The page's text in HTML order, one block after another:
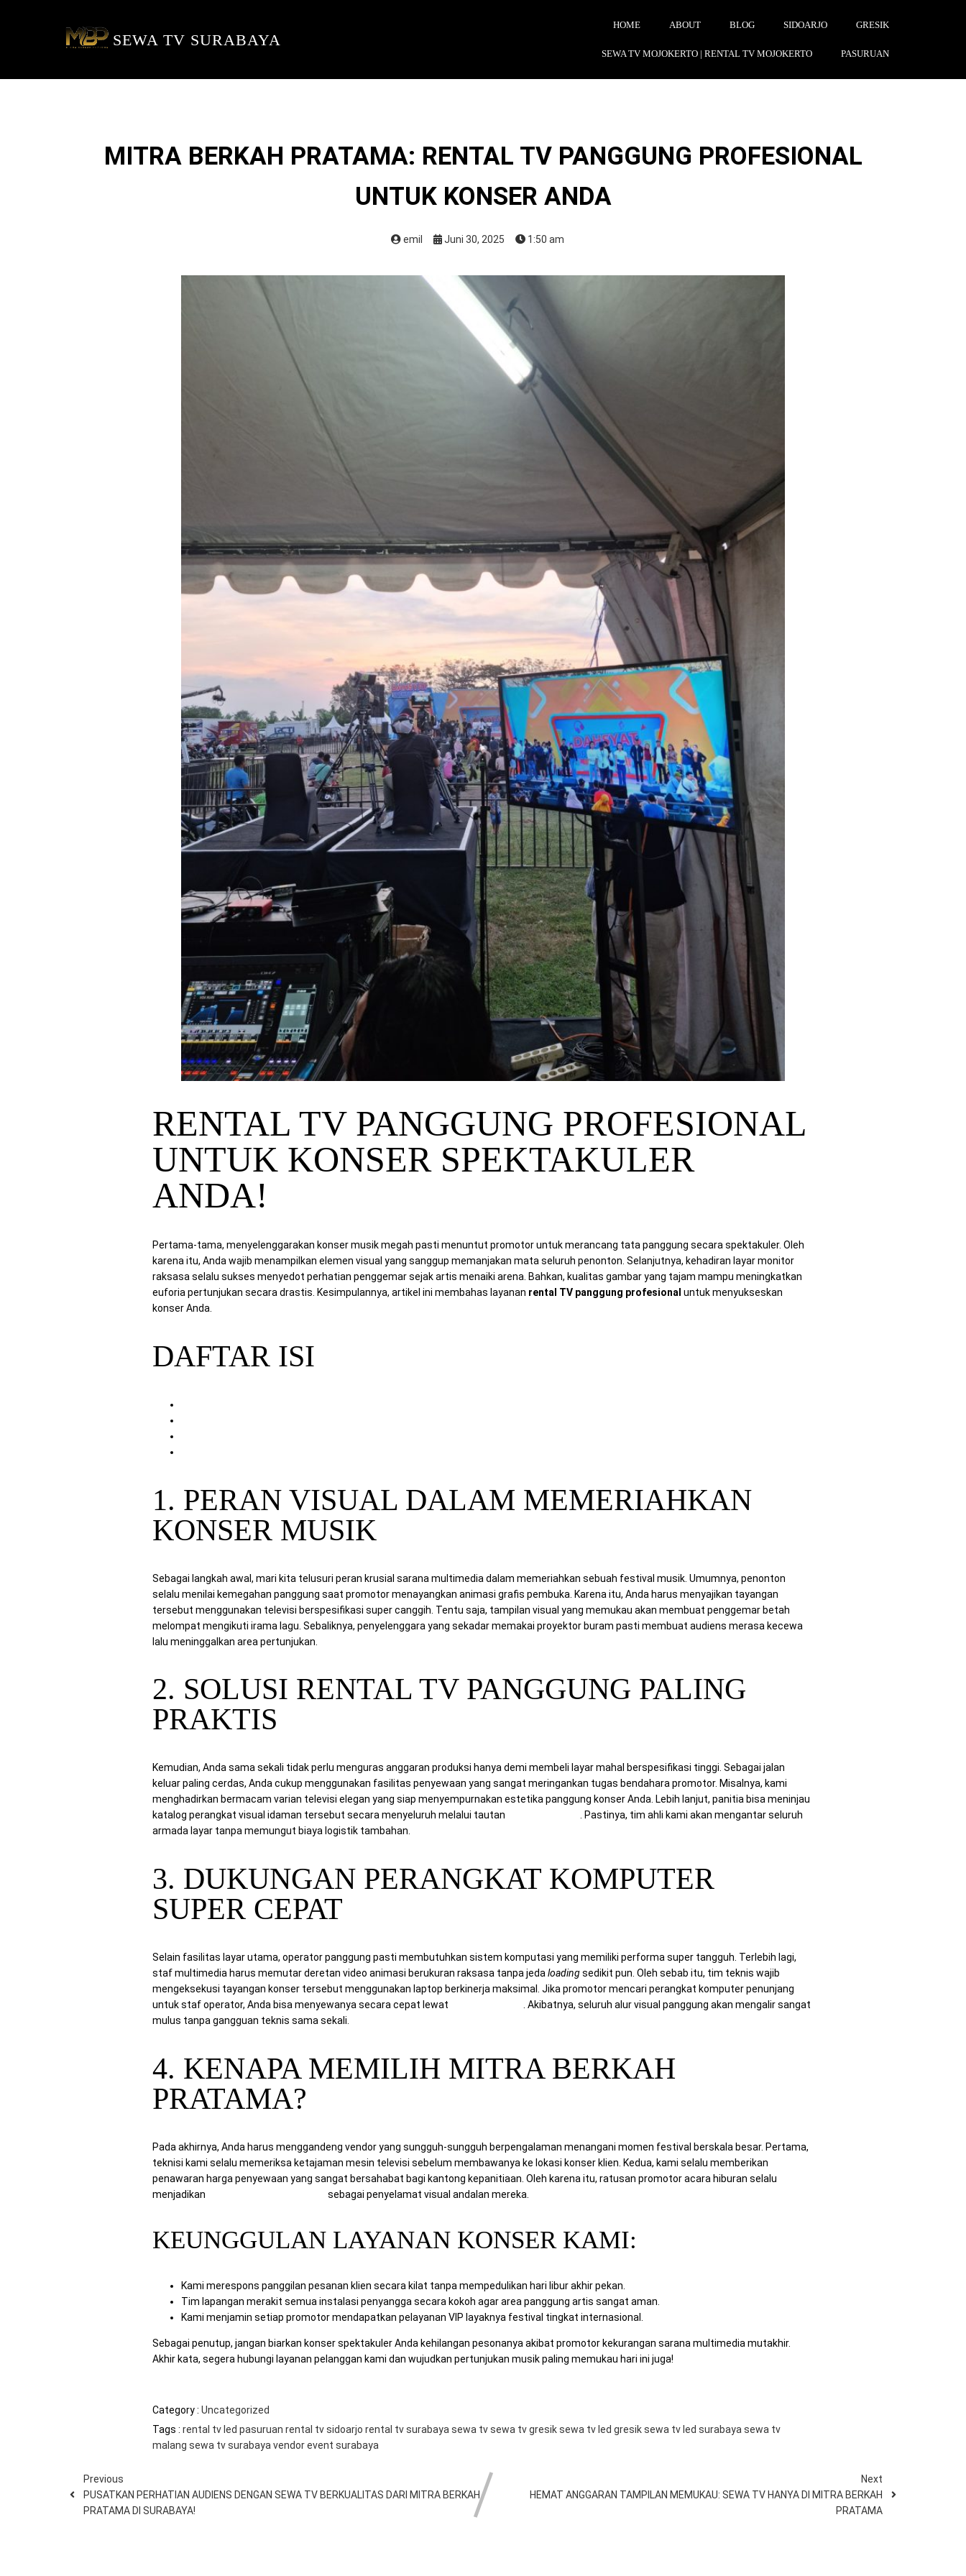
SEWA TV SURABAYA
HOME ABOUT BLOG SIDOARJO GRESIK
SEWA TV MOJOKERTO | RENTAL TV MOJOKERTO PASURUAN
MITRA BERKAH PRATAMA: RENTAL TV PANGGUNG PROFESIONAL
UNTUK KONSER ANDA
emil Juni 30, 2025 1:50 am
RENTAL TV PANGGUNG PROFESIONAL
UNTUK KONSER SPEKTAKULER
ANDA!
Pertama-tama, menyelenggarakan konser musik megah pasti menuntut promotor untuk merancang tata panggung secara spektakuler. Oleh
karena itu, Anda wajib menampilkan elemen visual yang sanggup memanjakan mata seluruh penonton. Selanjutnya, kehadiran layar monitor
raksasa selalu sukses menyedot perhatian penggemar sejak artis menaiki arena. Bahkan, kualitas gambar yang tajam mampu meningkatkan
euforia pertunjukan secara drastis. Kesimpulannya, artikel ini membahas layanan rental TV panggung profesional untuk menyukseskan
konser Anda.
DAFTAR ISI
1. PERAN VISUAL DALAM MEMERIAHKAN
KONSER MUSIK
Sebagai langkah awal, mari kita telusuri peran krusial sarana multimedia dalam memeriahkan sebuah festival musik. Umumnya, penonton
selalu menilai kemegahan panggung saat promotor menayangkan animasi grafis pembuka. Karena itu, Anda harus menyajikan tayangan
tersebut menggunakan televisi berspesifikasi super canggih. Tentu saja, tampilan visual yang memukau akan membuat penggemar betah
melompat mengikuti irama lagu. Sebaliknya, penyelenggara yang sekadar memakai proyektor buram pasti membuat audiens merasa kecewa
lalu meninggalkan area pertunjukan.
2. SOLUSI RENTAL TV PANGGUNG PALING
PRAKTIS
Kemudian, Anda sama sekali tidak perlu menguras anggaran produksi hanya demi membeli layar mahal berspesifikasi tinggi. Sebagai jalan
keluar paling cerdas, Anda cukup menggunakan fasilitas penyewaan yang sangat meringankan tugas bendahara promotor. Misalnya, kami
menghadirkan bermacam varian televisi elegan yang siap menyempurnakan estetika panggung konser Anda. Lebih lanjut, panitia bisa meninjau
katalog perangkat visual idaman tersebut secara menyeluruh melalui tautan
. Pastinya, tim ahli kami akan mengantar seluruh
armada layar tanpa memungut biaya logistik tambahan.
3. DUKUNGAN PERANGKAT KOMPUTER
SUPER CEPAT
Selain fasilitas layar utama, operator panggung pasti membutuhkan sistem komputasi yang memiliki performa super tangguh. Terlebih lagi,
staf multimedia harus memutar deretan video animasi berukuran raksasa tanpa jeda loadingsedikit pun. Oleh sebab itu, tim teknis wajib
mengeksekusi tayangan konser tersebut menggunakan laptop berkinerja maksimal. Jika promotor mencari perangkat komputer penunjang
untuk staf operator, Anda bisa menyewanya secara cepat lewat
. Akibatnya, seluruh alur visual panggung akan mengalir sangat
mulus tanpa gangguan teknis sama sekali.
4. KENAPA MEMILIH MITRA BERKAH
PRATAMA?
Pada akhirnya, Anda harus menggandeng vendor yang sungguh-sungguh berpengalaman menangani momen festival berskala besar. Pertama,
teknisi kami selalu memeriksa ketajaman mesin televisi sebelum membawanya ke lokasi konser klien. Kedua, kami selalu memberikan
penawaran harga penyewaan yang sangat bersahabat bagi kantong kepanitiaan. Oleh karena itu, ratusan promotor acara hiburan selalu
menjadikan
sebagai penyelamat visual andalan mereka.
KEUNGGULAN LAYANAN KONSER KAMI:
Kami merespons panggilan pesanan klien secara kilat tanpa mempedulikan hari libur akhir pekan.
Tim lapangan merakit semua instalasi penyangga secara kokoh agar area panggung artis sangat aman.
Kami menjamin setiap promotor mendapatkan pelayanan VIP layaknya festival tingkat internasional.
Sebagai penutup, jangan biarkan konser spektakuler Anda kehilangan pesonanya akibat promotor kekurangan sarana multimedia mutakhir.
Akhir kata, segera hubungi layanan pelanggan kami dan wujudkan pertunjukan musik paling memukau hari ini juga!
Category : Uncategorized
Tags : rental tv led pasuruan rental tv sidoarjo rental tv surabaya sewa tvsewa tv gresiksewa tv led gresiksewa tv led surabaya sewa tv
malang sewa tv surabaya vendor event surabaya
Previous
PUSATKAN PERHATIAN AUDIENS DENGAN SEWA TV BERKUALITAS DARI MITRA BERKAH
PRATAMA DI SURABAYA!
Next
HEMAT ANGGARAN TAMPILAN MEMUKAU: SEWA TV HANYA DI MITRA BERKAH
PRATAMA